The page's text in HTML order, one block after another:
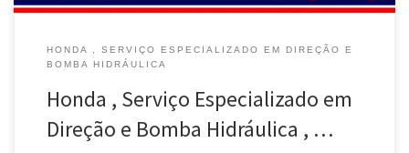
HONDA , SERVIÇO ESPECIALIZADO EM DIREÇÃO E
BOMBA HIDRÁULICA
Honda , Serviço Especializado em
Direção e Bomba Hidráulica , …